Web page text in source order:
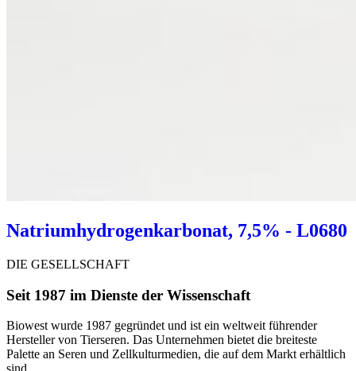
Natriumhydrogenkarbonat, 7,5% - L0680
DIE GESELLSCHAFT
Seit 1987 im Dienste der Wissenschaft
Biowest wurde 1987 gegründet und ist ein weltweit führender
Hersteller von Tierseren. Das Unternehmen bietet die breiteste
Palette an Seren und Zellkulturmedien, die auf dem Markt erhältlich